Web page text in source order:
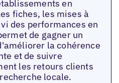
en
fiches, les mises à
des performances en
de gagner un
la cohérence
et de suivre
les retours clients
locale.